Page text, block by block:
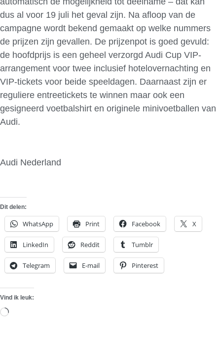
dus al voor 19 juli het geval zijn. Na afloop van de
campagne wordt bekend gemaakt op welke nummers
de prijzen zijn gevallen. De prijzenpot is goed gevuld:
de hoofdprijs is een geheel verzorgd Audi Cup VIP-
arrangement voor twee inclusief hotelovernachting en
VIP-tickets voor beide speeldagen. Daarnaast zijn er
reguliere entreetickets te winnen maar ook een
gesigneerd voetbalshirt en originele minivoetballen van
Audi.
Audi Nederland
Dit delen:
WhatsApp Print Facebook X
LinkedIn Reddit Tumblr
Telegram E-mail Pinterest
Vind ik leuk:
Aan